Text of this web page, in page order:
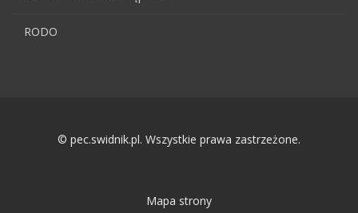
RODO
© pec.swidnik.pl. Wszystkie prawa zastrzeżone.
Mapa strony